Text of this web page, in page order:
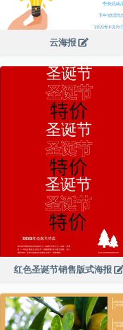
云海报
红色圣诞节销售版式海报